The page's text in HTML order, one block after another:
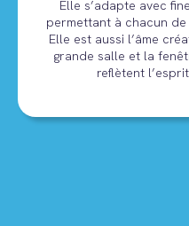
Elle s’adapte avec
permettant à chacun
Elle est aussi l’âme
grande salle et la
reflètent